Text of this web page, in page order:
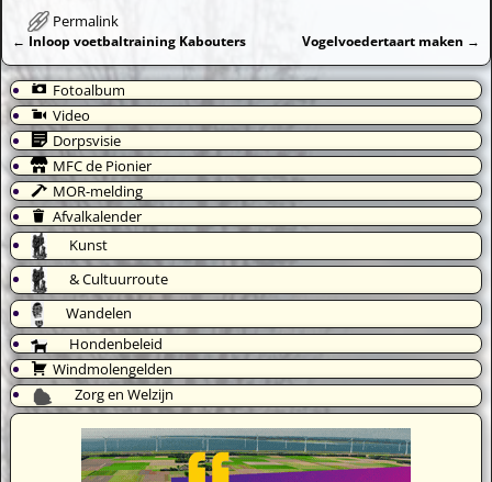
Permalink
Bericht navigatie
← Inloop voetbaltraining Kabouters Vogelvoedertaart maken →
Fotoalbum
Video
Dorpsvisie
MFC de Pionier
MOR-melding
Afvalkalender
Kunst
& Cultuurroute
Wandelen
Hondenbeleid
Windmolengelden
Zorg en Welzijn